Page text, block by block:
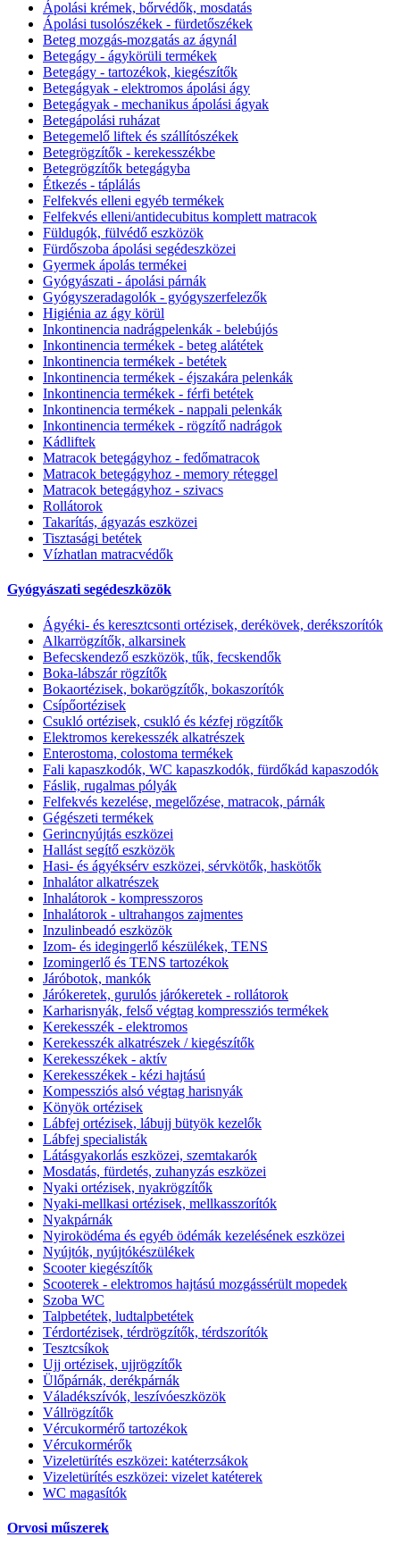
Ápolási krémek, bőrvédők, mosdatás
Ápolási tusolószékek - fürdetőszékek
Beteg mozgás-mozgatás az ágynál
Betegágy - ágykörüli termékek
Betegágy - tartozékok, kiegészítők
Betegágyak - elektromos ápolási ágy
Betegágyak - mechanikus ápolási ágyak
Betegápolási ruházat
Betegemelő liftek és szállítószékek
Betegrögzítők - kerekesszékbe
Betegrögzítők betegágyba
Étkezés - táplálás
Felfekvés elleni egyéb termékek
Felfekvés elleni/antidecubitus komplett matracok
Füldugók, fülvédő eszközök
Fürdőszoba ápolási segédeszközei
Gyermek ápolás termékei
Gyógyászati - ápolási párnák
Gyógyszeradagolók - gyógyszerfelezők
Higiénia az ágy körül
Inkontinencia nadrágpelenkák - belebújós
Inkontinencia termékek - beteg alátétek
Inkontinencia termékek - betétek
Inkontinencia termékek - éjszakára pelenkák
Inkontinencia termékek - férfi betétek
Inkontinencia termékek - nappali pelenkák
Inkontinencia termékek - rögzítő nadrágok
Kádliftek
Matracok betegágyhoz - fedőmatracok
Matracok betegágyhoz - memory réteggel
Matracok betegágyhoz - szivacs
Rollátorok
Takarítás, ágyazás eszközei
Tisztasági betétek
Vízhatlan matracvédők
Gyógyászati segédeszközök
Ágyéki- és keresztcsonti ortézisek, derékövek, derékszorítók
Alkarrögzítők, alkarsinek
Befecskendező eszközök, tűk, fecskendők
Boka-lábszár rögzítők
Bokaortézisek, bokarögzítők, bokaszorítók
Csípőortézisek
Csukló ortézisek, csukló és kézfej rögzítők
Elektromos kerekesszék alkatrészek
Enterostoma, colostoma termékek
Fali kapaszkodók, WC kapaszkodók, fürdőkád kapaszodók
Fáslik, rugalmas pólyák
Felfekvés kezelése, megelőzése, matracok, párnák
Gégészeti termékek
Gerincnyújtás eszközei
Hallást segítő eszközök
Hasi- és ágyéksérv eszközei, sérvkötők, haskötők
Inhalátor alkatrészek
Inhalátorok - kompresszoros
Inhalátorok - ultrahangos zajmentes
Inzulinbeadó eszközök
Izom- és idegingerlő készülékek, TENS
Izomingerlő és TENS tartozékok
Járóbotok, mankók
Járókeretek, gurulós járókeretek - rollátorok
Karharisnyák, felső végtag kompressziós termékek
Kerekesszék - elektromos
Kerekesszék alkatrészek / kiegészítők
Kerekesszékek - aktív
Kerekesszékek - kézi hajtású
Kompessziós alsó végtag harisnyák
Könyök ortézisek
Lábfej ortézisek, lábujj bütyök kezelők
Lábfej specialisták
Látásgyakorlás eszközei, szemtakarók
Mosdatás, fürdetés, zuhanyzás eszközei
Nyaki ortézisek, nyakrögzítők
Nyaki-mellkasi ortézisek, mellkasszorítók
Nyakpárnák
Nyiroködéma és egyéb ödémák kezelésének eszközei
Nyújtók, nyújtókészülékek
Scooter kiegészítők
Scooterek - elektromos hajtású mozgássérült mopedek
Szoba WC
Talpbetétek, ludtalpbetétek
Térdortézisek, térdrögzítők, térdszorítók
Tesztcsíkok
Ujj ortézisek, ujjrögzítők
Ülőpárnák, derékpárnák
Váladékszívók, leszívóeszközök
Vállrögzítők
Vércukormérő tartozékok
Vércukormérők
Vizeletürítés eszközei: katéterzsákok
Vizeletürítés eszközei: vizelet katéterek
WC magasítók
Orvosi műszerek